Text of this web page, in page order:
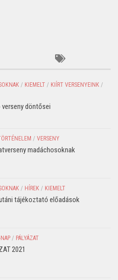
/ KIEMELT / KIÍRT VERSENYEINK /
döntősei
/ VERSENY
madáchosoknak
/ HÍREK / KIEMELT
tájékoztató előadások
/ PÁLYÁZAT
2021